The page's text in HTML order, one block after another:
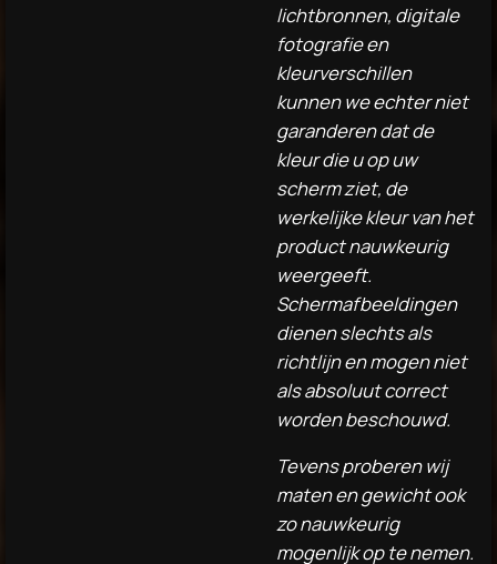
lichtbronnen, digitale
fotografie en
kleurverschillen
kunnen we echter niet
garanderen dat de
kleur die u op uw
scherm ziet, de
werkelijke kleur van het
product nauwkeurig
weergeeft.
Schermafbeeldingen
dienen slechts als
richtlijn en mogen niet
als absoluut correct
worden beschouwd.
Tevens proberen wij
maten en gewicht ook
zo nauwkeurig
mogenlijk op te nemen.